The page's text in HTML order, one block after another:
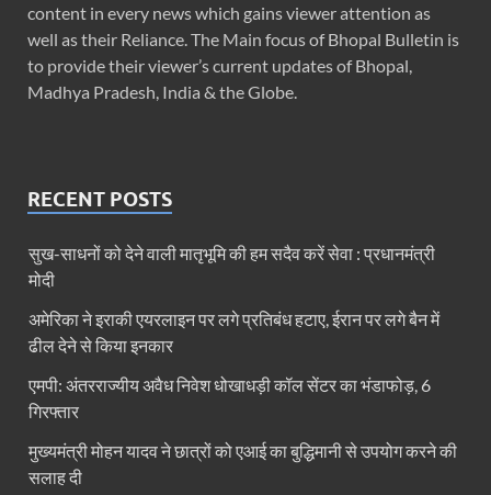
content in every news which gains viewer attention as
well as their Reliance. The Main focus of Bhopal Bulletin is
to provide their viewer’s current updates of Bhopal,
Madhya Pradesh, India & the Globe.
RECENT POSTS
सुख-साधनों को देने वाली मातृभूमि की हम सदैव करें सेवा : प्रधानमंत्री
मोदी
अमेरिका ने इराकी एयरलाइन पर लगे प्रतिबंध हटाए, ईरान पर लगे बैन में
ढील देने से किया इनकार
एमपी: अंतरराज्यीय अवैध निवेश धोखाधड़ी कॉल सेंटर का भंडाफोड़, 6
गिरफ्तार
मुख्यमंत्री मोहन यादव ने छात्रों को एआई का बुद्धिमानी से उपयोग करने की
सलाह दी